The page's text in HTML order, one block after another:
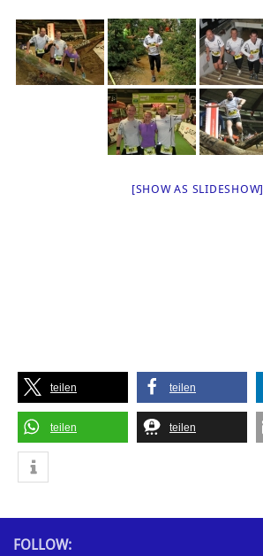
[SHOW AS SLIDESHOW]
teilen teilen
teilen teilen
FOLLOW: